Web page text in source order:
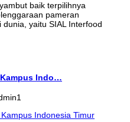
baik terpilihnya
pameran
yaitu SIAL Interfood
Indo…